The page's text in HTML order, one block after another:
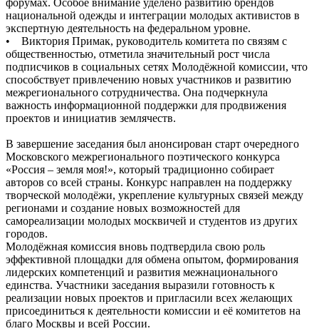
форумах. Особое внимание уделено развитию брендов
национальной одежды и интеграции молодых активистов в
экспертную деятельность на федеральном уровне.
• Виктория Примак, руководитель комитета по связям с
общественностью, отметила значительный рост числа
подписчиков в социальных сетях Молодёжной комиссии, что
способствует привлечению новых участников и развитию
межрегионального сотрудничества. Она подчеркнула
важность информационной поддержки для продвижения
проектов и инициатив землячеств.
В завершение заседания был анонсирован старт очередного
Московского межрегионального поэтического конкурса
«Россия – земля моя!», который традиционно собирает
авторов со всей страны. Конкурс направлен на поддержку
творческой молодёжи, укрепление культурных связей между
регионами и создание новых возможностей для
самореализации молодых москвичей и студентов из других
городов.
Молодёжная комиссия вновь подтвердила свою роль
эффективной площадки для обмена опытом, формирования
лидерских компетенций и развития межнационального
единства. Участники заседания выразили готовность к
реализации новых проектов и пригласили всех желающих
присоединиться к деятельности комиссии и её комитетов на
благо Москвы и всей России.